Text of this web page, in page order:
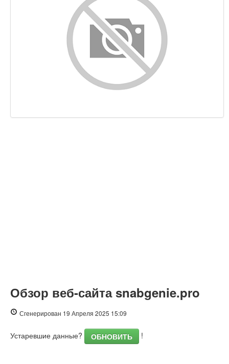
Ключевые слова
Юзабилити
Документ
Мобильный телефон
Обзор веб-сайта snabgenie.pro
Сгенерирован 19 Апреля 2025 15:09
Устаревшие данные? ОБНОВИТЬ !